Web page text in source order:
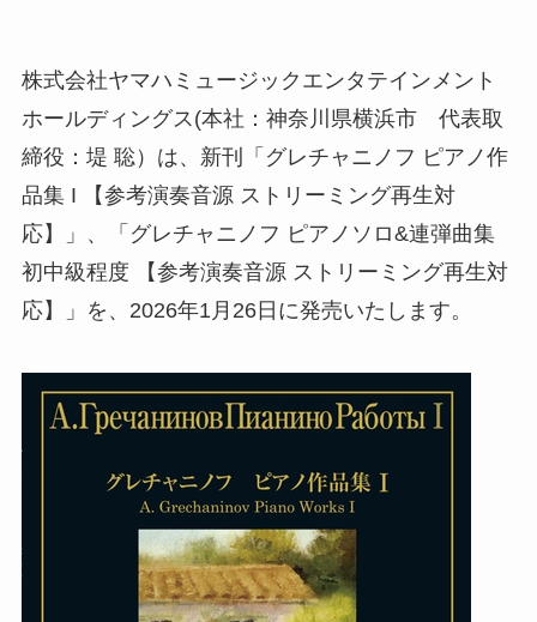
株式会社ヤマハミュージックエンタテインメント
ホールディングス(本社：神奈川県横浜市 代表取
締役：堤 聡）は、新刊「グレチャニノフ ピアノ作
品集 I 【参考演奏音源 ストリーミング再生対
応】」、「グレチャニノフ ピアノソロ&連弾曲集
初中級程度 【参考演奏音源 ストリーミング再生対
応】」を、2026年1月26日に発売いたします。